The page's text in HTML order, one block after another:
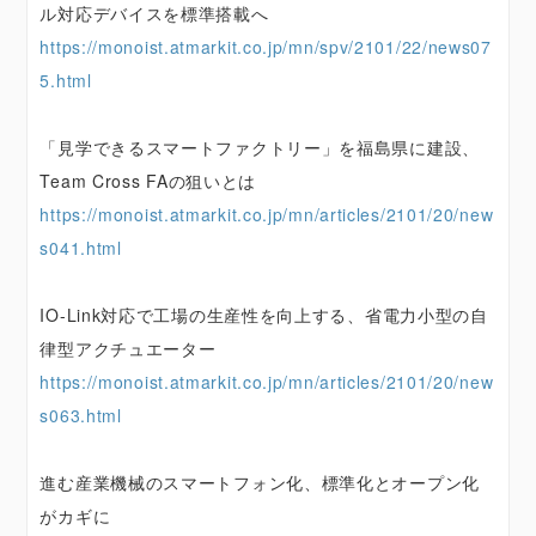
ル対応デバイスを標準搭載へ
https://monoist.atmarkit.co.jp/mn/spv/2101/22/news07
5.html
「見学できるスマートファクトリー」を福島県に建設、
Team Cross FAの狙いとは
https://monoist.atmarkit.co.jp/mn/articles/2101/20/new
s041.html
IO-Link対応で工場の生産性を向上する、省電力小型の自
律型アクチュエーター
https://monoist.atmarkit.co.jp/mn/articles/2101/20/new
s063.html
進む産業機械のスマートフォン化、標準化とオープン化
がカギに